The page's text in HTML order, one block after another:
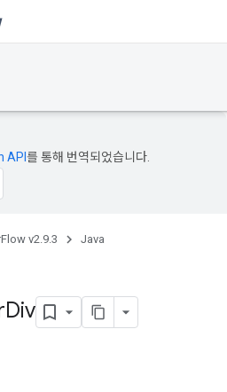
API 를 통해 번역되었습니다.
v2.9.3 Java
Div